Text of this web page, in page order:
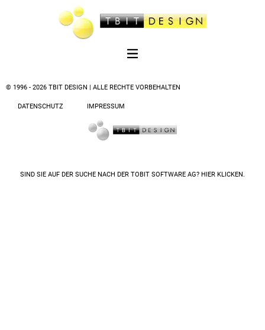
© 1996 - 2026 TBIT DESIGN | ALLE RECHTE VORBEHALTEN
DATENSCHUTZ IMPRESSUM
SIND SIE AUF DER SUCHE NACH DER TOBIT SOFTWARE AG? HIER KLICKEN.